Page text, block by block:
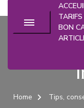
BON
Home Tips,